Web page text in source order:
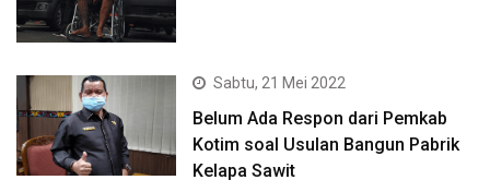
Sabtu, 21 Mei 2022
Belum Ada Respon dari Pemkab
Kotim soal Usulan Bangun Pabrik
Kelapa Sawit